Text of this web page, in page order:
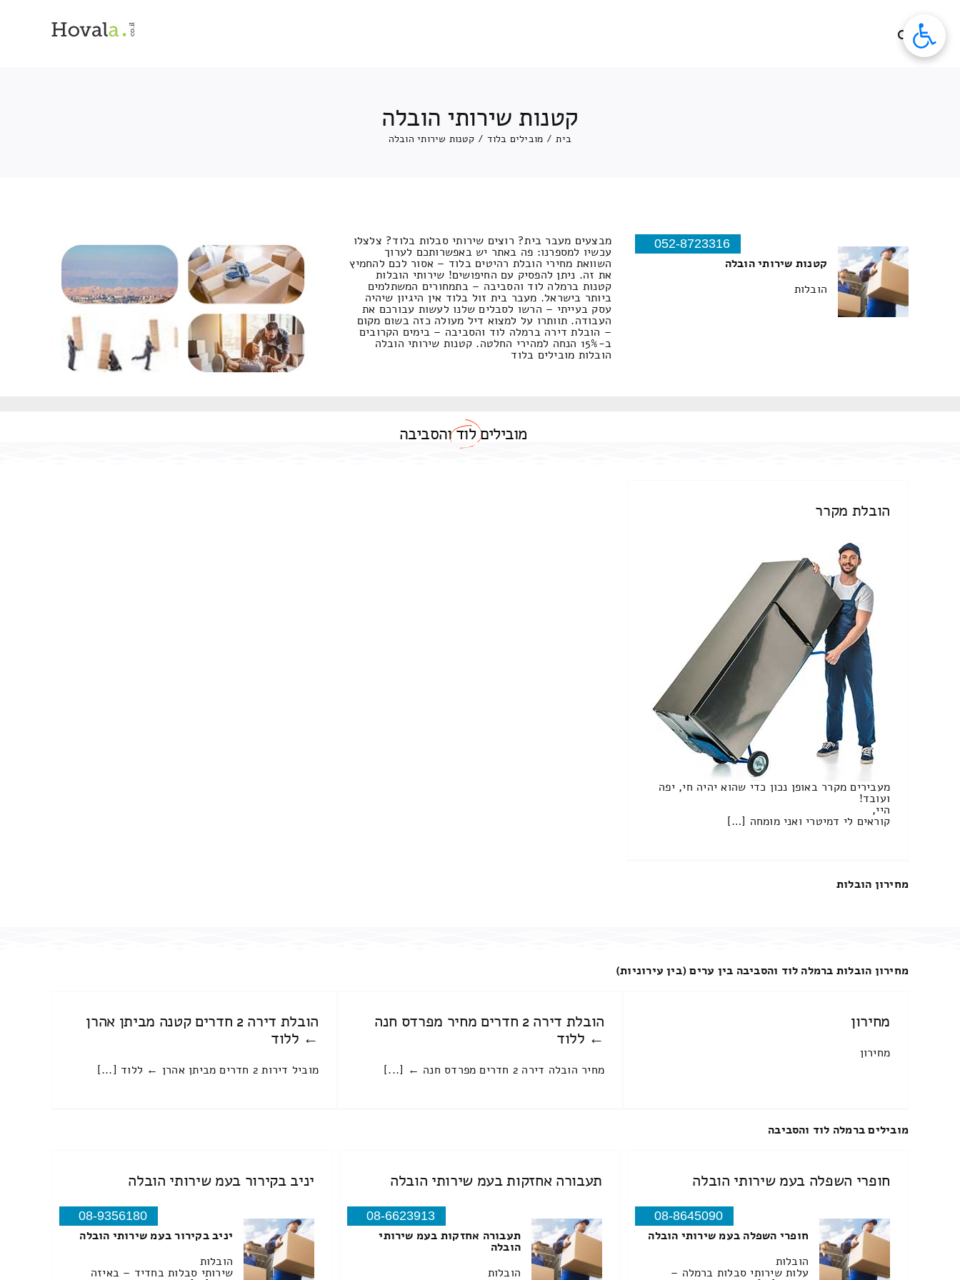
קטנות שירותי הובלה
בית / מובילים בלוד / קטנות שירותי הובלה
052-8723316
קטנות שירותי הובלה
הובלות
מבצעים מעבר בית? רוצים שירותי סבלות בלוד? צלצלו
עכשיו למספרנו: פה באתר יש באפשרותכם לערוך
השוואת מחירי הובלת רהיטים בלוד – אסור לכם להחמיץ
את זה. ניתן להפסיק עם החיפושים! שירותי הובלות
קטנות ברמלה לוד והסביבה – בתמחורים המשתלמים
ביותר בישראל. מעבר בית זול בלוד אין היגיון שיהיה
עסק בעייתי – הרשו לסבלים שלנו לעשות עבורכם את
העבודה. תוותרו על למצוא דיל מעולה כזה בשום מקום
– הובלת דירה ברמלה לוד והסביבה – בימים הקרובים
ב-15% הנחה למהירי החלטה. קטנות שירותי הובלה
הובלות מובילים בלוד
מוביליםלודוהסביבה
הובלת מקרר
מעבירים מקרר באופן נכון כדי שהוא יהיה חי, יפה
ועובד!
היי,
קוראים לי דמיטרי ואני מומחה […]
מחירון הובלות
מחירון הובלות ברמלה לוד והסביבה בין ערים (בין עירוניות)
מחירון
מחירון
הובלת דירה 2 חדרים מחיר מפרדס חנה
← ללוד
מחיר הובלה דירה 2 חדרים מפרדס חנה ← [...]
הובלת דירה 2 חדרים קטנה מביתן אהרן
← ללוד
מוביל דירות 2 חדרים מביתן אהרן ← ללוד [...]
מובילים ברמלה לוד והסביבה
חופרי השפלה בעמ שירותי הובלה
08-8645090
חופרי השפלה בעמ שירותי הובלה
הובלות
עלות שירותי סבלות ברמלה –
תעבורה אחזקות בעמ שירותי הובלה
08-6623913
תעבורה אחזקות בעמ שירותי
הובלה
הובלות
יניב בקירור בעמ שירותי הובלה
08-9356180
יניב בקירור בעמ שירותי הובלה
הובלות
שירותי סבלות בחדיד – באיזה